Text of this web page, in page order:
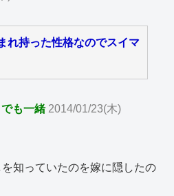
れ持った性格なのでスイマ
も一緒 2014/01/23(木)
知っていたのを嫁に隠したの